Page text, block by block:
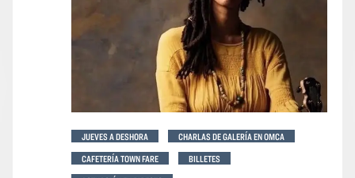
JUEVES A DESHORA
CHARLAS DE GALERÍA EN OMCA
CAFETERÍA TOWN FARE
BILLETES